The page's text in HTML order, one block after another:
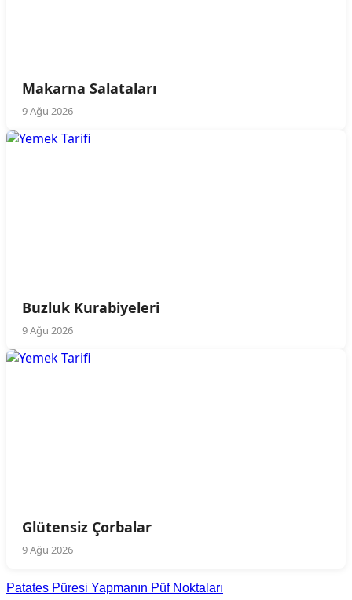
Makarna Salataları
9 Ağu 2026
Buzluk Kurabiyeleri
9 Ağu 2026
Glütensiz Çorbalar
9 Ağu 2026
Patates Püresi Yapmanın Püf Noktaları